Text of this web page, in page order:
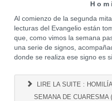
H o m
Al comienzo de la segunda
lecturas del Evangelio están
que, como vimos la semana
una serie de signos,
donde se realiza ese signo es
LIRE LA SUITE :
SEMANA DE CUARESMA